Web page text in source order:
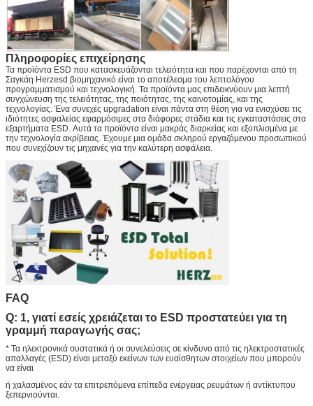
Πληροφορίες επιχείρησης
Τα προϊόντα ESD που κατασκευάζονται τελειότητα και που παρέχονται από τη
Σαγκάη Herzesd βιομηχανικό είναι το αποτέλεσμα του λεπτολόγου
προγραμματισμού και τεχνολογική. Τα προϊόντα μας επιδεικνύουν μια λεπτή
συγχώνευση της τελειότητας, της ποιότητας, της καινοτομίας, και της
τεχνολογίας. Ένα συνεχές upgradation είναι πάντα στη θέση για να ενισχύσει τις
ιδιότητες ασφαλείας εφαρμόσιμες στα διάφορες στάδια και τις εγκαταστάσεις στα
εξαρτήματα ESD. Αυτά τα προϊόντα είναι μακράς διαρκείας και εξοπλισμένα με
την τεχνολογία ακρίβειας. Έχουμε μια ομάδα σκληρού εργαζόμενου προσωπικού
που συνεχίζουν τις μηχανές για την καλύτερη ασφάλεια.
FAQ
Q: 1, γιατί εσείς χρειάζεται το ESD προστατεύει για τη
γραμμή παραγωγής σας;
* Τα ηλεκτρονικά συστατικά ή οι συνελεύσεις σε κίνδυνο από τις ηλεκτροστατικές
απαλλαγές (ESD) είναι μεταξύ εκείνων των ευαίσθητων στοιχείων που μπορούν
να είναι
ή χαλασμένος εάν τα επιτρεπόμενα επίπεδα ενέργειας ρευμάτων ή αντίκτυπου
ξεπερνιούνται.